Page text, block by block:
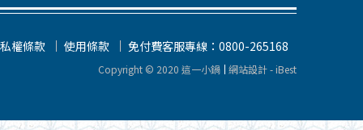
權條款 使用條款 免付費客服專線：0800-265168
Copyright © 2020 這一小鍋 網站設計-iBest